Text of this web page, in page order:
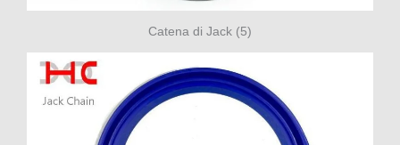
Catena di Jack (5)